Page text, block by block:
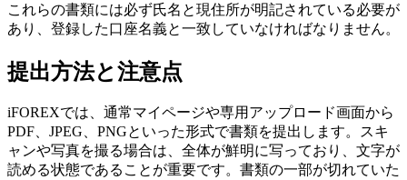
これらの書類には必ず氏名と現住所が明記されている必要が
あり、登録した口座名義と一致していなければなりません。
提出方法と注意点
iFOREXでは、通常マイページや専用アップロード画面から
PDF、JPEG、PNGといった形式で書類を提出します。スキ
ャンや写真を撮る場合は、全体が鮮明に写っており、文字が
読める状態であることが重要です。書類の一部が切れていた